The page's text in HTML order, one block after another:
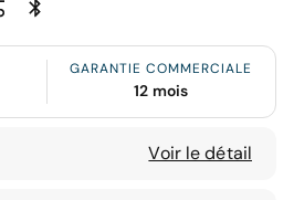
GARANTIE COMMERCIALE
12 mois
Voir le détail